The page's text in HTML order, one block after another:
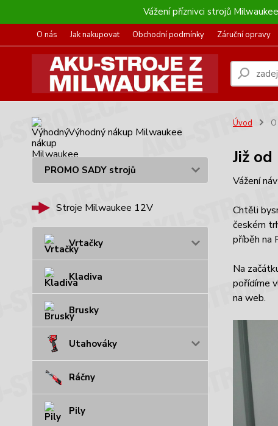
Vážení příznivci strojů
O nás Jak nakupovat Obchodní podmínky Záruční opravy
Výhodný nákup Milwaukee
PROMO SADY strojů
Stroje Milwaukee 12V
Vrtačky
Kladiva
Brusky
Utahováky
Ráčny
Pily
Úvod
Již
Vážení
Chtěli
českém
příběh na
Na
pořídíme
na web.